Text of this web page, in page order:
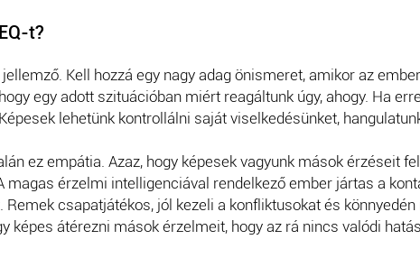
t?
Kell hozzá egy nagy adag önismeret, amikor az
egy adott szituációban miért reagáltunk úgy, ahogy. Ha
lehetünk kontrollálni saját viselkedésünket,
ez empátia. Azaz, hogy képesek vagyunk mások érzéseit
magas érzelmi intelligenciával rendelkező ember jártas a
csapatjátékos, jól kezeli a konfliktusokat és
képes átérezni mások érzelmeit, hogy az rá nincs valódi